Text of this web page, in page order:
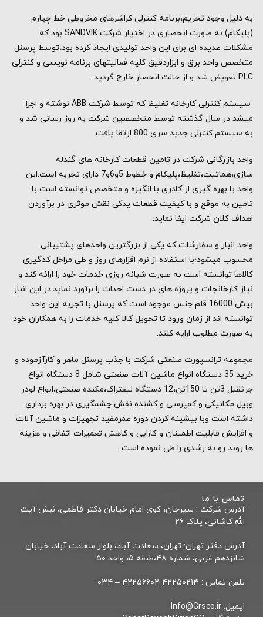
به دلیل وجود تحریم،برنامه کنترلی کراشرهای مخروطی خط چهارم
(پلیکام) به صورت انحصاری در اختیار شرکت SANDVIK بود که
مشکلات عدیده ای برای این واحد تولیدی ایجاد کرده بود،توسط پرسنل
متخصص واحد برق و ابزاردقیق کلیه فعالیتهای برنامه نویسی و کنترلی
PLC تعویض شد و از حالت انحصار خارج گردید.
سیستم کنترلی کارخانه تغلیظ که توسط شرکت ABB نوشته و اجرا
میشد در سال گذشته توسط متخصصین شرکت به روز رسانی شد و
به سیستم کنترلی جدید سری 800 ارتقا یافت.
واحد بازرگانی شرکت در تامین قطعات کارخانه های گندله
سازی،هماتیت،تغلیظ،پلیکام و خطوط 5و6و7 دارای تجربه است.این
واحد با بهره گیری از کادری با انگیزه و متخصص توانسته است با
تامین به موقع و با کیفیت قطعات یدکی نقش موثری در برآوردن
اهداف کلان شرکت ایفا نماید.
واحد انبار و سفارشات که یکی از بزرگترین واحدهای پشتیبانی
محسوب میشود؛با استفاده از نرم افزارهای روز و طی مراحل کدگیری
کالاها توانسته است به صورت شبانه روزی خدمات خود را ارائه کند و
نیاز کارخانجات و پروژه های در دست احداث را برآورد نماید.در این انبار
بیش 16000 قلم جنس موجود است که پرسنل با تجربه این واحد
توانسته اند از زمان ورود تا تحویل کالا کلیه خدمات را به همکاران خود
به صورت مطلوب ارایه کنند.
مجموعه ترانسپورت صنعتی شرکت با جذب پرسنل ماهر و کارآزموده و
خرید 35 دستگاه انواع ماشین آلات صنعتی شامل 8 دستگاه انواع
جرثقیل 3تن تا 150تن،12 دستگاه لیفتراک،مکنده صنعتی،انواع لودر
وبیل مکانیکی و کمپرسی و کشنده نقش چشمگیری در بهره برداری
داشته است وبا بیشینه کردن دوره عمرمفید تجهیزات و ماشین آلات
و افزایش قابلیت اطمینان و کارایی و کاهش تعمیرات اتفاقی و هزینه
ها روند رو به رشدی را طی نموده است.
تماس با ما
آدرس شركت : سیرجان، کوی امام خیابان دکتر فاطمی، نبش آیت
الله کاشانی، پلاک ۲۶
آدرس دفتر تهران: تهران، سعادت آباد، بلوار سعادت آباد، خیابان
شانزدهم غربی، شماره ۴۸،طبقه ۵، واحد ۵۰
تلفن تماس : ۴۲۲۵۰۲۱۳-۴۲۲۵۶۶۰۲ – ۰۳۴
ایمیل: Info@Grsco.ir